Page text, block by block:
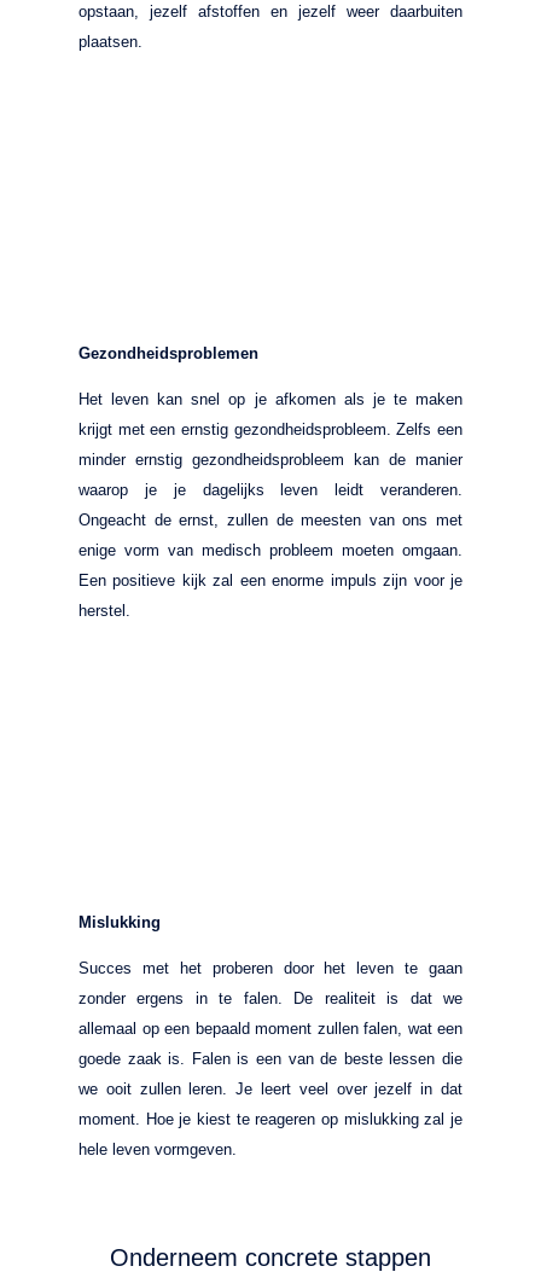
opstaan, jezelf afstoffen en jezelf weer daarbuiten
plaatsen.
Gezondheidsproblemen
Het leven kan snel op je afkomen als je te maken
krijgt met een ernstig gezondheidsprobleem. Zelfs een
minder ernstig gezondheidsprobleem kan de manier
waarop je je dagelijks leven leidt veranderen.
Ongeacht de ernst, zullen de meesten van ons met
enige vorm van medisch probleem moeten omgaan.
Een positieve kijk zal een enorme impuls zijn voor je
herstel.
Mislukking
Succes met het proberen door het leven te gaan
zonder ergens in te falen. De realiteit is dat we
allemaal op een bepaald moment zullen falen, wat een
goede zaak is. Falen is een van de beste lessen die
we ooit zullen leren. Je leert veel over jezelf in dat
moment. Hoe je kiest te reageren op mislukking zal je
hele leven vormgeven.
Onderneem concrete stappen